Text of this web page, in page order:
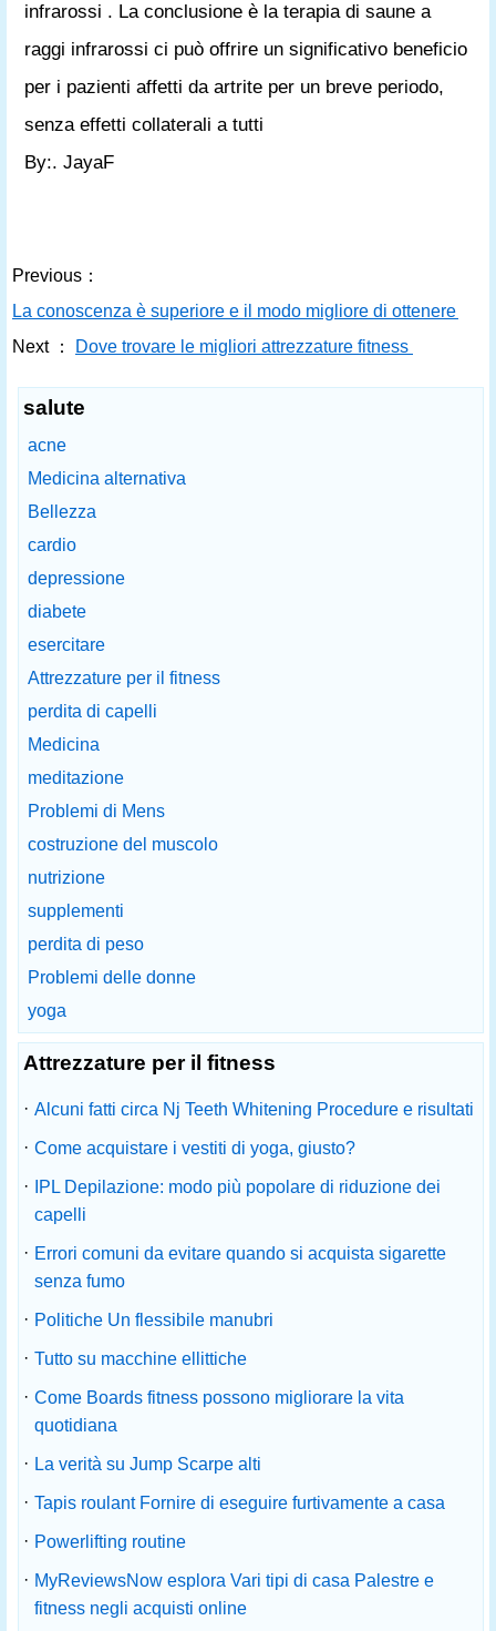
infrarossi . La conclusione è la terapia di saune a
raggi infrarossi ci può offrire un significativo beneficio
per i pazienti affetti da artrite per un breve periodo,
senza effetti collaterali a tutti
By:. JayaF
Previous：
La conoscenza è superiore e il modo migliore di ottenere il
Next ：
Dove trovare le migliori attrezzature fitness
salute
acne
Medicina alternativa
Bellezza
cardio
depressione
diabete
esercitare
Attrezzature per il fitness
perdita di capelli
Medicina
meditazione
Problemi di Mens
costruzione del muscolo
nutrizione
supplementi
perdita di peso
Problemi delle donne
yoga
Attrezzature per il fitness
· Alcuni fatti circa Nj Teeth Whitening Procedure e risultati
· Come acquistare i vestiti di yoga, giusto?
·
IPL Depilazione: modo più popolare di riduzione dei
capelli
· Errori comuni da evitare quando si acquista sigarette
senza fumo
· Politiche Un flessibile manubri
· Tutto su macchine ellittiche
· Come Boards fitness possono migliorare la vita
quotidiana
· La verità su Jump Scarpe alti
· Tapis roulant Fornire di eseguire furtivamente a casa
· Powerlifting routine
· MyReviewsNow esplora Vari tipi di casa Palestre e
fitness negli acquisti online